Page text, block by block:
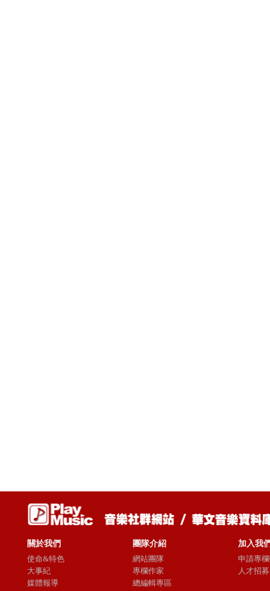
關於我們
使命&特色
大事紀
媒體報導
團隊介紹
網站團隊
專欄作家
總編輯專區
加入我
申請專
人才招募